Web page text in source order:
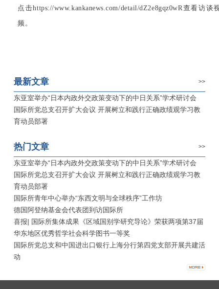
点击https://www.kankanews.com/detail/dZ2e8gqz0wR查看访谈
频。
最新文章 >>
东亚室举办“日本内政外交政策变动下的中日关系”学术研讨会
国际所党总支召开扩大会议 开展树立和践行正确政绩观学习教
育动员部署
热门文章 >>
东亚室举办“日本内政外交政策变动下的中日关系”学术研讨会
国际所党总支召开扩大会议 开展树立和践行正确政绩观学习教
育动员部署
国际所青年中心举办“东西文明与全球秩序”工作坊
德国阿登纳基金会代表团到访国际所
喜报| 国际所集体成果《区域国别学研究导论》荣获两项第37届
华东地区优秀哲学社会科学图书一等奖
国际所党总支和中国进出口银行上海分行第四党支部开展共建活
动